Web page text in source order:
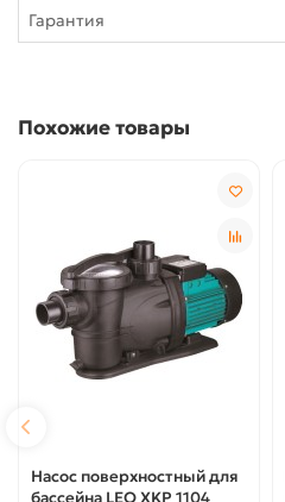
Гарантия
Похожие товары
Насос поверхностный для
бассейна LEO XKP 1104